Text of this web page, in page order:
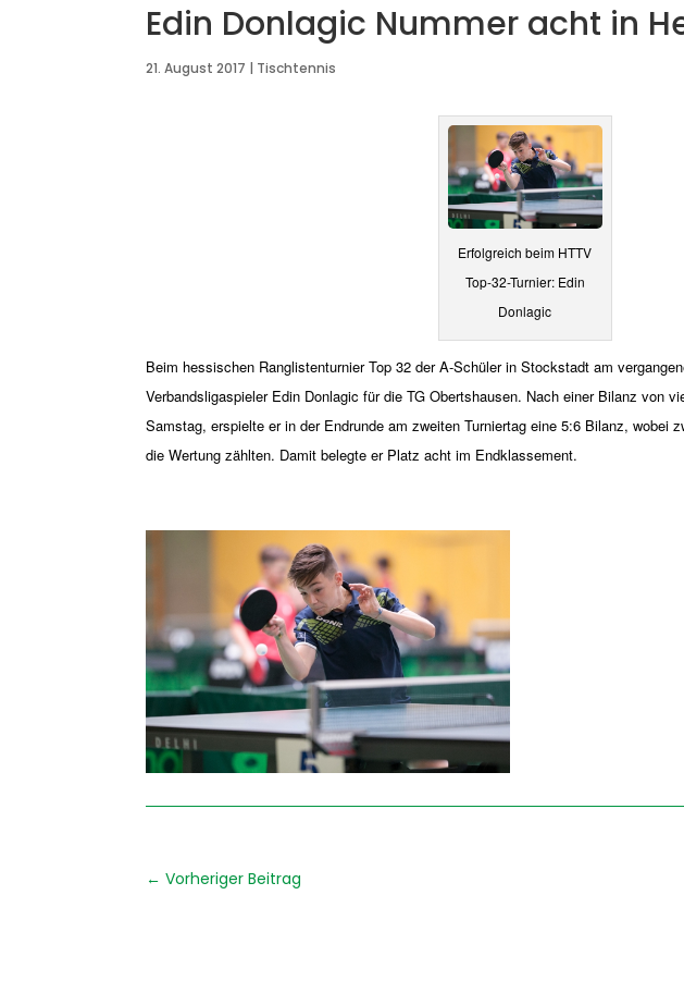
Edin Donlagic Nummer acht in
21. August 2017 | Tischtennis
Erfolgreich beim HTTV
Top-32-Turnier: Edin
Donlagic
Beim hessischen Ranglistenturnier Top 32 der A-Schüler in Stockstadt am
Verbandsligaspieler Edin Donlagic für die TG Obertshausen. Nach einer Bilanz von
Samstag, erspielte er in der Endrunde am zweiten Turniertag eine 5:6 Bilanz, wobei
die Wertung zählten. Damit belegte er Platz acht im Endklassement.
←Vorheriger Beitrag